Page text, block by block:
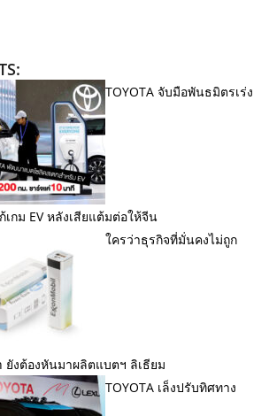
TOYOTA จับมือพันธมิตรเร่ง
กม EV หลังเสียแต้มต่อให้จีน
ใครว่าธุรกิจที่มั่นคงไม่ถูก
งต้องหันมาผลิตแบตฯ ลิเธียม
TOYOTA เล็งปรับทิศทาง